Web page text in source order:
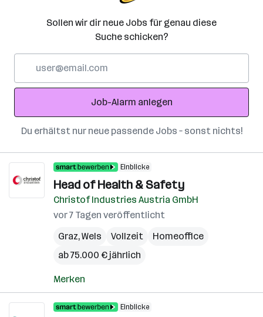
Sollen wir dir neue Jobs für genau diese
Suche schicken?
Adresse
Job-Alarm anlegen
Du erhältst nur neue passende Jobs – sonst nichts!
Einblicke
Head of Health & Safety
Christof Industries Austria GmbH
vor 7 Tagen veröffentlicht
Graz,Wels Vollzeit
Homeoffice
ab 75.000 € jährlich
Merken
Einblicke